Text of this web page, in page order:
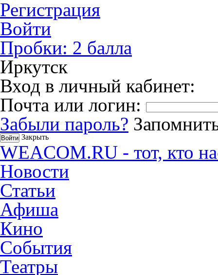
Регистрация
Войти
Пробки: 2 балла
Иркутск
Вход в личный кабинет:
Почта или логин:
Забыли пароль?
Закрыть
WEACOM.RU - тот, кто
Новости
Статьи
Афиша
Кино
События
Театры